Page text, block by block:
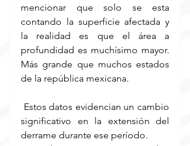
mencionar que solo se esta
contando la superficie afectada y
la realidad es que el área a
profundidad es muchísimo mayor.
Más grande que muchos estados
de la república mexicana.
significativo en la extensión del
derrame durante ese período.